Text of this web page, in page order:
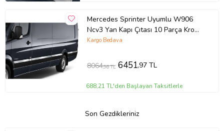
Mercedes Sprinter Uyumlu W906
Ncv3 Yan Kapı Çıtası 10 Parça Krom
(Extra Uzun) 2006 Ve Sonrası
Kargo Bedava
8064,96 TL 6451,97 TL
688,21 TL'den Başlayan Taksitlerle
Son Gezdikleriniz